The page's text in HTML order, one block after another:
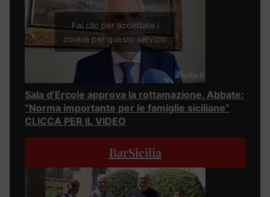
Fai clic per accettare i
cookie per questo servizio
Sala d’Ercole approva la rottamazione, Abbate:
“Norma importante per le famiglie siciliane”
CLICCA PER IL VIDEO
BarSicilia